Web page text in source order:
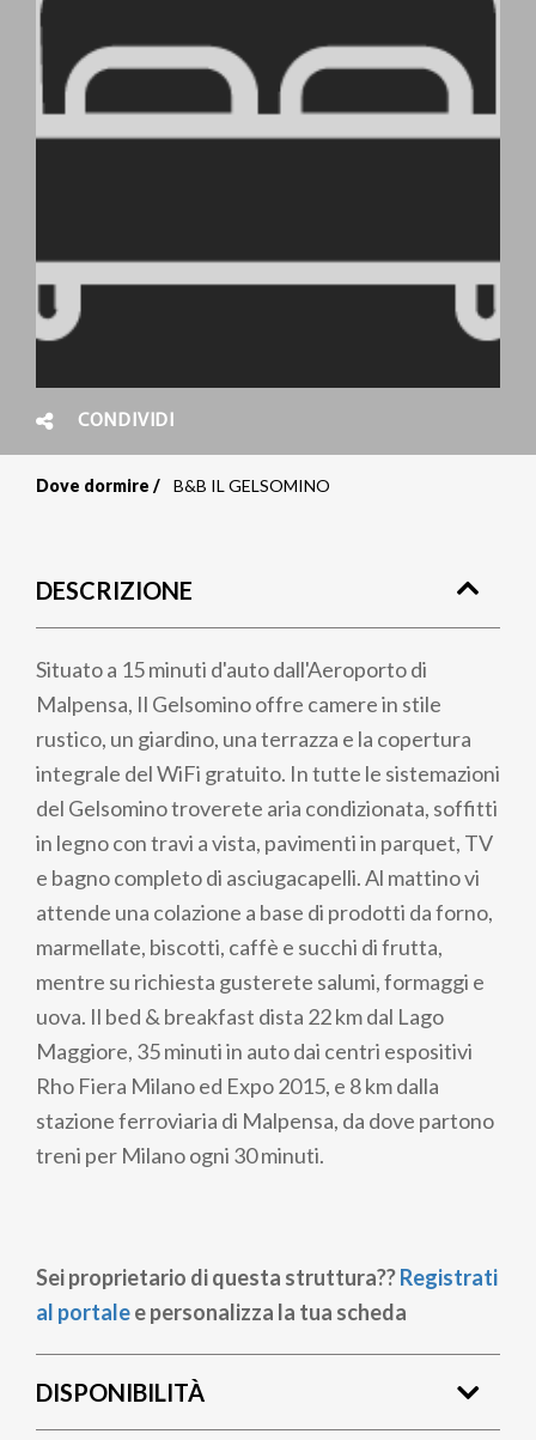
CONDIVIDI
pane
Dove dormire B&B IL GELSOMINO
DESCRIZIONE
Situato a 15 minuti d'auto dall'Aeroporto di
Malpensa, Il Gelsomino offre camere in stile
rustico, un giardino, una terrazza e la copertura
integrale del WiFi gratuito. In tutte le sistemazioni
del Gelsomino troverete aria condizionata, soffitti
in legno con travi a vista, pavimenti in parquet, TV
e bagno completo di asciugacapelli. Al mattino vi
attende una colazione a base di prodotti da forno,
marmellate, biscotti, caffè e succhi di frutta,
mentre su richiesta gusterete salumi, formaggi e
uova. Il bed & breakfast dista 22 km dal Lago
Maggiore, 35 minuti in auto dai centri espositivi
Rho Fiera Milano ed Expo 2015, e 8 km dalla
stazione ferroviaria di Malpensa, da dove partono
treni per Milano ogni 30 minuti.
Sei proprietario di questa struttura??Registrati
al portalee personalizza la tua scheda
DISPONIBILITÀ